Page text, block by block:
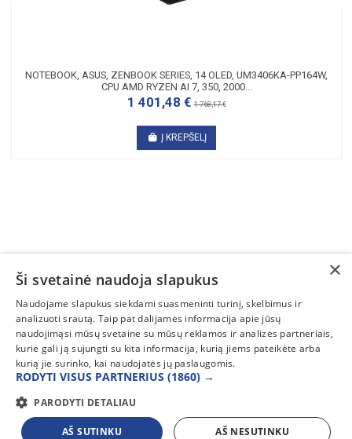
NOTEBOOK, ASUS, ZENBOOK SERIES, 14 OLED, UM3406KA-PP164W,
CPU AMD RYZEN AI 7, 350, 2000...
1 401,48 €1 768,17 €
Į KREPŠELĮ
INFORMACIJA
PAGALBA
×
Ši svetainė naudoja slapukus
Naudojame slapukus siekdami suasmeninti turinį, skelbimus ir
analizuoti srautą. Taip pat dalijamės informacija apie jūsų
naudojimąsi mūsų svetaine su mūsų reklamos ir analizės partneriais,
kurie gali ją sujungti su kita informacija, kurią jiems pateikėte arba
kurią jie surinko, kai naudojatės jų paslaugomis.
RODYTI VISUS PARTNERIUS (1860) →
PARODYTI DETALIAU
AŠ SUTINKU AŠ NESUTINKU